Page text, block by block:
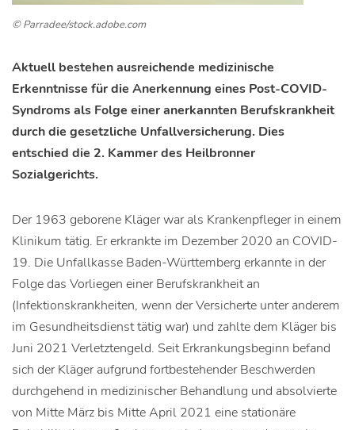
© Parradee/stock.adobe.com
Aktuell bestehen ausreichende medizinische
Erkenntnisse für die Anerkennung eines Post-COVID-
Syndroms als Folge einer anerkannten Berufskrankheit
durch die gesetzliche Unfallversicherung. Dies
entschied die 2. Kammer des Heilbronner
Sozialgerichts.
Der 1963 geborene Kläger war als Krankenpfleger in einem
Klinikum tätig. Er erkrankte im Dezember 2020 an COVID-
19. Die Unfallkasse Baden-Württemberg erkannte in der
Folge das Vorliegen einer Berufskrankheit an
(Infektionskrankheiten, wenn der Versicherte unter anderem
im Gesundheitsdienst tätig war) und zahlte dem Kläger bis
Juni 2021 Verletztengeld. Seit Erkrankungsbeginn befand
sich der Kläger aufgrund fortbestehender Beschwerden
durchgehend in medizinischer Behandlung und absolvierte
von Mitte März bis Mitte April 2021 eine stationäre